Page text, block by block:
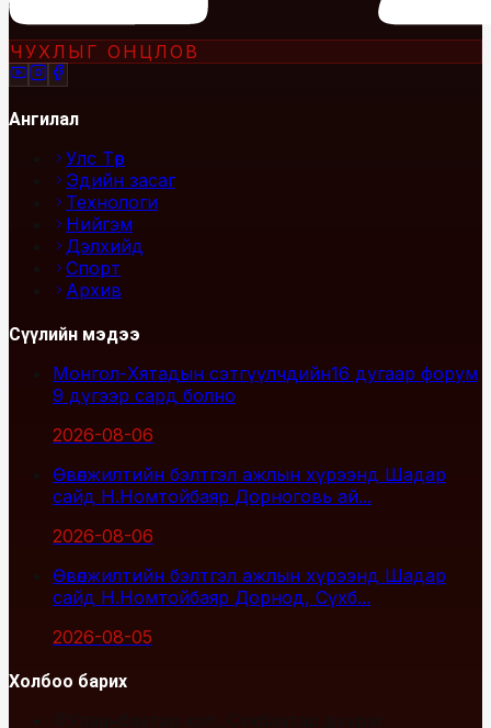
ЧУХЛЫГ ОНЦЛОВ
Ангилал
Улс Төр
Эдийн засаг
Технологи
Нийгэм
Дэлхийд
Спорт
Архив
Сүүлийн мэдээ
Монгол-Хятадын сэтгүүлчдийн16 дугаар форум
9 дүгээр сард болно
2026-08-06
Өвөлжилтийн бэлтгэл ажлын хүрээнд Шадар
сайд Н.Номтойбаяр Дорноговь ай...
2026-08-06
Өвөлжилтийн бэлтгэл ажлын хүрээнд Шадар
сайд Н.Номтойбаяр Дорнод, Сүхб...
2026-08-05
Холбоо барих